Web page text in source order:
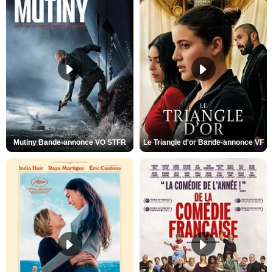
Mutiny Bande-annonce VO STFR Le Triangle d'or Bande-annonce VF